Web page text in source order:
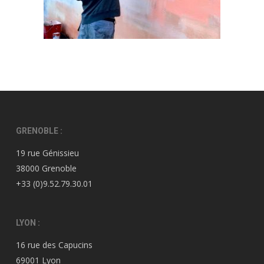
GRENOBLE :
19 rue Génissieu
38000 Grenoble
+33 (0)9.52.79.30.01
LYON :
16 rue des Capucins
69001 Lyon